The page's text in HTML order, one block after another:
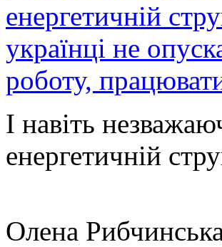
енергетичній
українці не
роботу,
І навіть
енергетичній
Олена